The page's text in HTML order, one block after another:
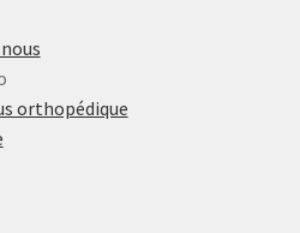
orthopédique